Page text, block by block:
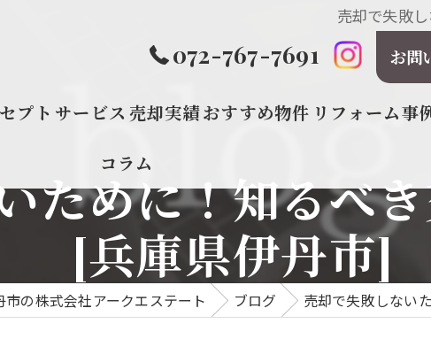
売却で失敗
072-767-7691 お問
プト サービス 売却実績おすすめ物件 リフォーム事
コラム
ために！知るべ
[兵庫県伊丹市]
の株式会社アークエステート ブログ 売却で失敗しない